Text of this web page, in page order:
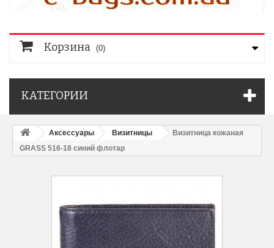
Корзина (0)
КАТЕГОРИИ
Аксессуары Визитницы
Визитница кожаная
GRASS 516-18 синий флотар